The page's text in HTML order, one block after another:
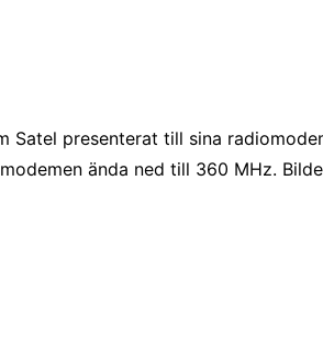
Satel presenterat till sina
ända ned till 360 MHz.